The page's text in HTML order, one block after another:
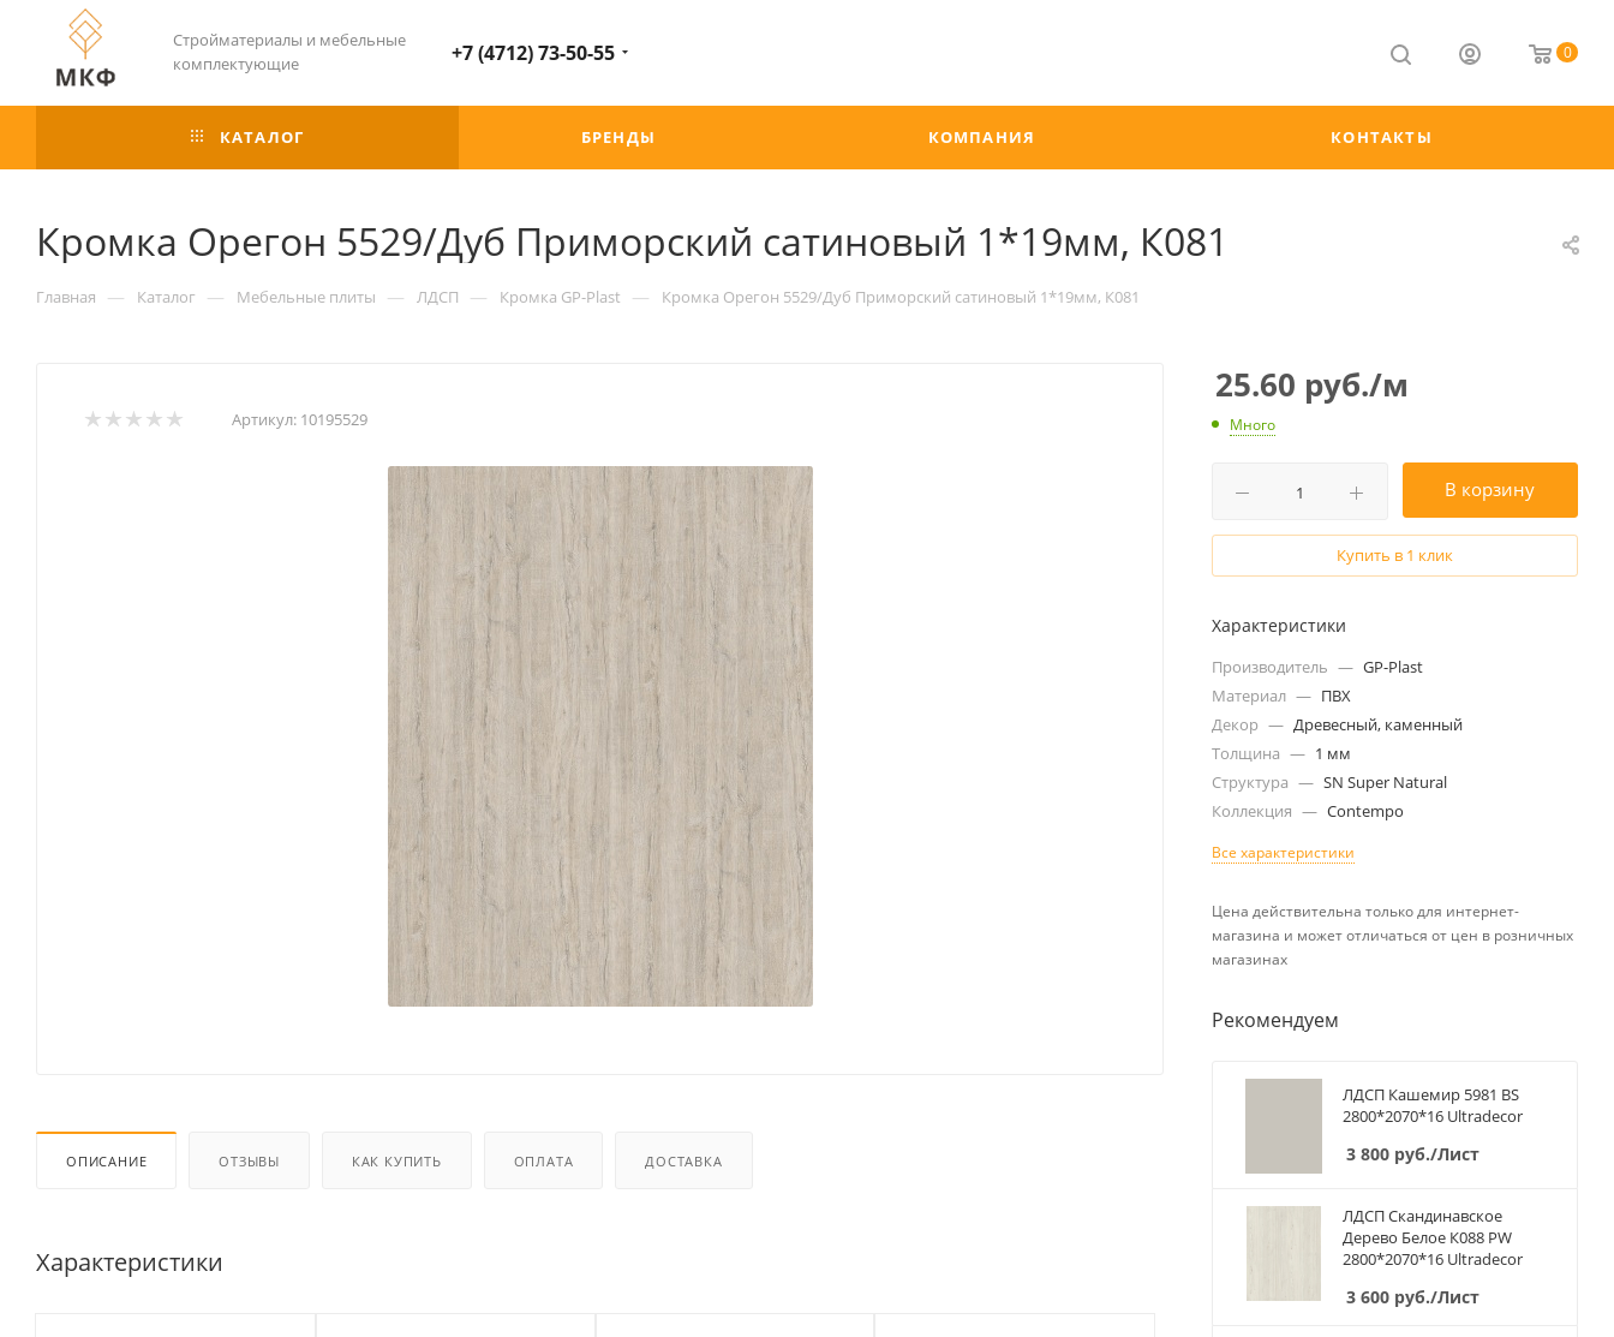
Стройматериалы и мебельные
комплектующие
+7 (4712) 73-50-55 0
КАТАЛОГ БРЕНДЫ КОМПАНИЯ КОНТАКТЫ
Кромка Орегон 5529/Дуб Приморский сатиновый 1*19мм, К081
Главная — Каталог — Мебельные плиты — ЛДСП — Кромка GP-Plast — Кромка Орегон 5529/Дуб Приморский сатиновый 1*19мм, К081
Артикул: 10195529
ОПИСАНИЕ ОТЗЫВЫ КАК КУПИТЬ ОПЛАТА ДОСТАВКА
Характеристики
25.60 руб./м
Много
В корзину
Купить в 1 клик
Характеристики
Производитель — GP-Plast
Материал — ПВХ
Декор — Древесный, каменный
Толщина — 1 мм
Структура — SN Super Natural
Коллекция — Contempo
Все характеристики
Цена действительна только для интернет-
магазина и может отличаться от цен в розничных
магазинах
Рекомендуем
ЛДСП Кашемир 5981 BS
2800*2070*16 Ultradecor
3 800 руб./Лист
ЛДСП Скандинавское
Дерево Белое К088 PW
2800*2070*16 Ultradecor
3 600 руб./Лист